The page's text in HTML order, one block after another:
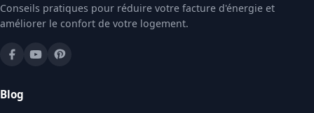
Conseils pratiques pour réduire votre facture d'énergie et
améliorer le confort de votre logement.
Blog